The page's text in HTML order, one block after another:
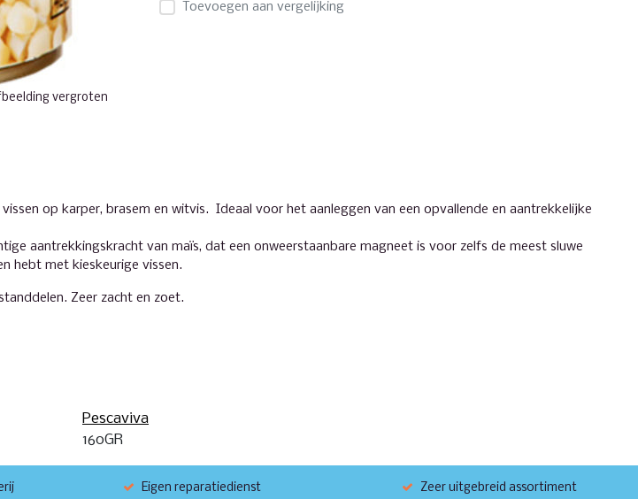
vergroten
Toevoegen aan vergelijking
op karper, brasem en witvis. Ideaal voor het aanleggen van een opvallende en aantrekkelijke
aantrekkingskracht van maïs, dat een onweerstaanbare magneet is voor zelfs de meest sluwe
hebt met kieskeurige vissen.
Zeer zacht en zoet.
Pescaviva
160GR
Eigen reparatiedienst Zeer uitgebreid assortiment